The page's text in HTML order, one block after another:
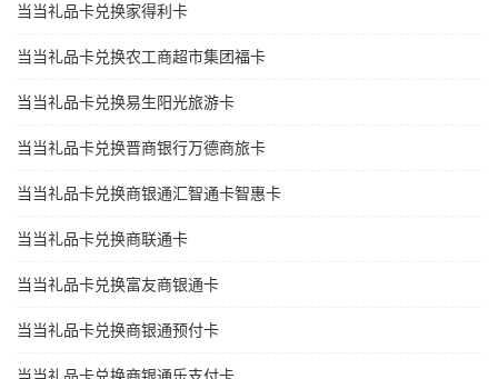
当当礼品卡兑换家得利卡
当当礼品卡兑换农工商超市集团福卡
当当礼品卡兑换易生阳光旅游卡
当当礼品卡兑换晋商银行万德商旅卡
当当礼品卡兑换商银通汇智通卡智惠卡
当当礼品卡兑换商联通卡
当当礼品卡兑换富友商银通卡
当当礼品卡兑换商银通预付卡